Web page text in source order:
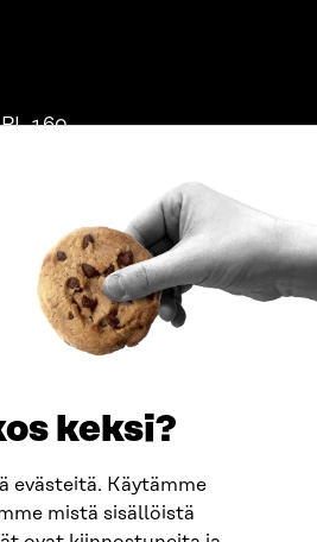
keksi?
evästeitä. Käytämme
mistä sisällöistä
160,